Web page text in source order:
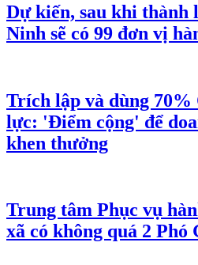
Dự kiến, sau khi thành
Ninh sẽ có 99 đơn vị
Trích lập và dùng 70%
lực: 'Điểm cộng' để
khen thưởng
Trung tâm Phục vụ
xã có không quá 2 Phó